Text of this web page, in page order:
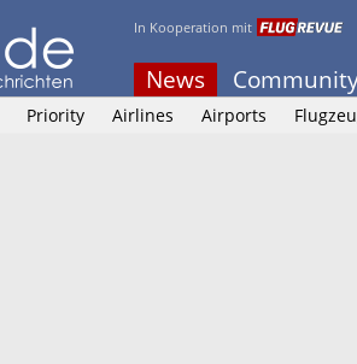
In Kooperation mit
News
Priority Airlines Airports